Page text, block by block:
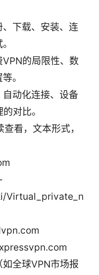
下载、安装、连
的局限性、数
。
动化连接、设备
对比。
看，文本形式，
Virtual_private_n
全球VPN市场报